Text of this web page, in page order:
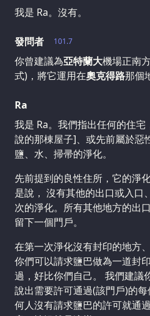
我是 Ra。沒有。
101.7
發問者
你曾建議為亞特蘭大機場正南
式)，將它運用在奧克得路那個
Ra
我是 Ra。我們指出任何的住
說的那棟屋子]、或先前屬於惡
鹽、水、掃帚的淨化。
先前提到的良性住所，它的淨
是說， 沒有其他的出口或入口
次的淨化。所有其他地方的出
留下一個門戶。
在第一次淨化沒有封印的地方
你們可以請求鹽巴做為一道封
過，好比你們自己。 我們建議
說出需要許可通過(該門戶)的
何人沒有請求鹽巴的許可就通